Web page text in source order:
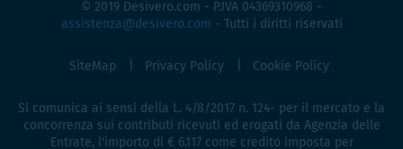
© 2019 Desivero.com - P.IVA 04369310968 -
assistenza@desivero.com - Tutti i diritti riservati
SiteMap Privacy Policy Cookie Policy
Si comunica ai sensi della L. 4/8/2017 n. 124- per il mercato e la
concorrenza sui contributi ricevuti ed erogati da Agenzia delle
Entrate, l'importo di € 6.117 come credito imposta per